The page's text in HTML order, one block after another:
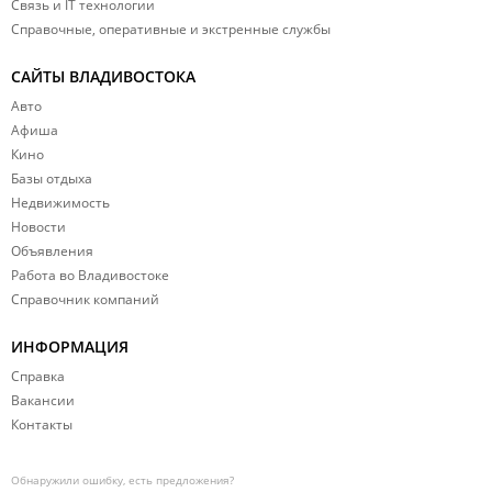
Связь и IT технологии
Справочные, оперативные и экстренные службы
САЙТЫ ВЛАДИВОСТОКА
Авто
Афиша
Кино
Базы отдыха
Недвижимость
Новости
Объявления
Работа во Владивостоке
Справочник компаний
ИНФОРМАЦИЯ
Справка
Вакансии
Контакты
Обнаружили ошибку, есть предложения?